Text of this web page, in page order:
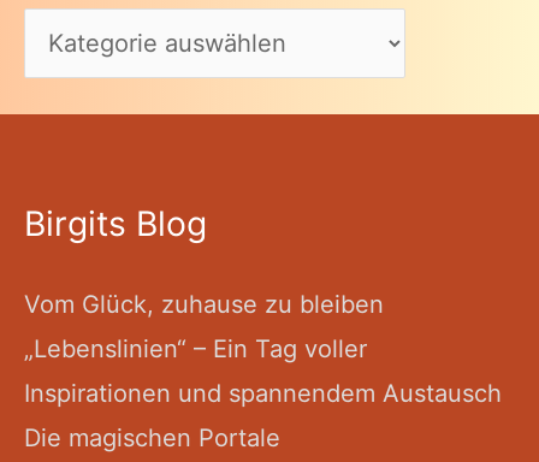
Birgits Blog
Vom Glück, zuhause zu bleiben
„Lebenslinien“ – Ein Tag voller
Inspirationen und spannendem Austausch
Die magischen Portale